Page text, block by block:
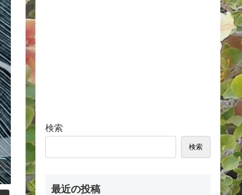
検索
検索
最近の投稿